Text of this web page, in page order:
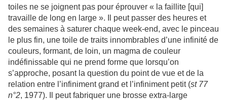
toiles ne se joignent pas pour éprouver « la faillite [qui]
travaille de long en large ». Il peut passer des heures et
des semaines à saturer chaque week-end, avec le pinceau
le plus fin, une toile de traits innombrables d’une infinité de
couleurs, formant, de loin, un magma de couleur
indéfinissable qui ne prend forme que lorsqu’on
s’approche, posant la question du point de vue et de la
relation entre l’infiniment grand et l’infiniment petit (st 77
n°2, 1977). Il peut fabriquer une brosse extra-large